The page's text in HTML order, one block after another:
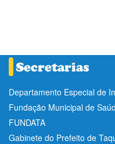
Departamento Especial de
Fundação Municipal de
FUNDATA
Gabinete do Prefeito de